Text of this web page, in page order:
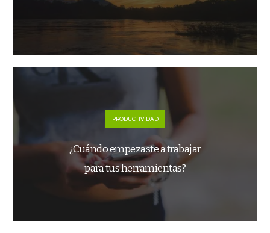
PRODUCTIVIDAD
¿Cuándo empezaste a trabajar
para tus herramientas?